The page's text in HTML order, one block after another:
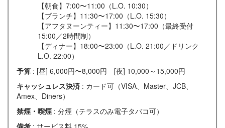
【朝食】7:00〜11:00（L.O. 10:30）
【ブランチ】11:30〜17:00（L.O. 15:30）
【アフタヌーンティー】11:30〜17:00（最終受付
15:00／2時間制）
【ディナー】18:00〜23:00（L.O. 21:00／ドリンク
L.O. 22:00）
予算 : [昼] 6,000円〜8,000円 [夜] 10,000～15,000円
キャッシュレス決済 : カード可（VISA、Master、JCB、
Amex、Diners）
禁煙・喫煙 : 分煙（テラスのみ電子タバコ可）